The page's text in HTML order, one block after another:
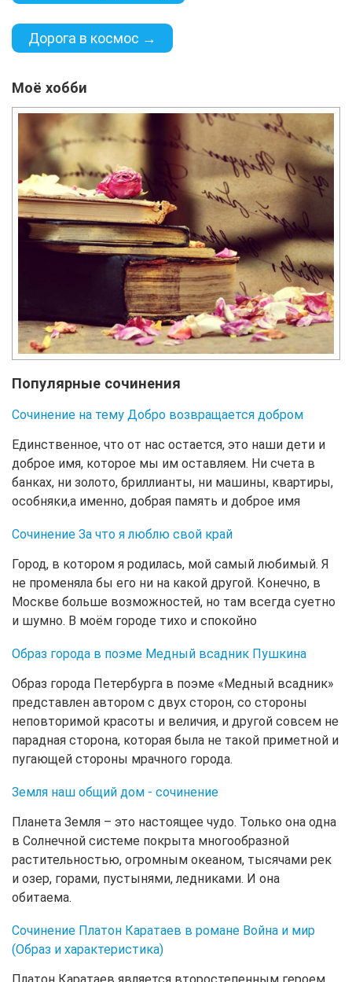
Дорога в космос →
Моё хобби
Популярные сочинения
Сочинение на тему Добро возвращается добром
Единственное, что от нас остается, это наши дети и
доброе имя, которое мы им оставляем. Ни счета в
банках, ни золото, бриллианты, ни машины, квартиры,
особняки,а именно, добрая память и доброе имя
Сочинение За что я люблю свой край
Город, в котором я родилась, мой самый любимый. Я
не променяла бы его ни на какой другой. Конечно, в
Москве больше возможностей, но там всегда суетно
и шумно. В моём городе тихо и спокойно
Образ города в поэме Медный всадник Пушкина
Образ города Петербурга в поэме «Медный всадник»
представлен автором с двух сторон, со стороны
неповторимой красоты и величия, и другой совсем не
парадная сторона, которая была не такой приметной и
пугающей стороны мрачного города.
Земля наш общий дом - сочинение
Планета Земля – это настоящее чудо. Только она одна
в Солнечной системе покрыта многообразной
растительностью, огромным океаном, тысячами рек
и озер, горами, пустынями, ледниками. И она
обитаема.
Сочинение Платон Каратаев в романе Война и мир
(Образ и характеристика)